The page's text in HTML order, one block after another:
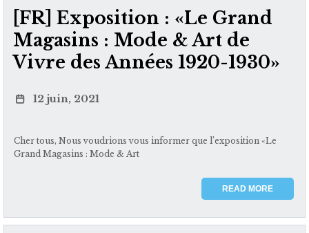
[FR] Exposition : «Le Grand
Magasins : Mode & Art de
Vivre des Années 1920-1930»
12 juin, 2021
Cher tous, Nous voudrions vous informer que l’exposition «Le
Grand Magasins : Mode & Art
READ MORE